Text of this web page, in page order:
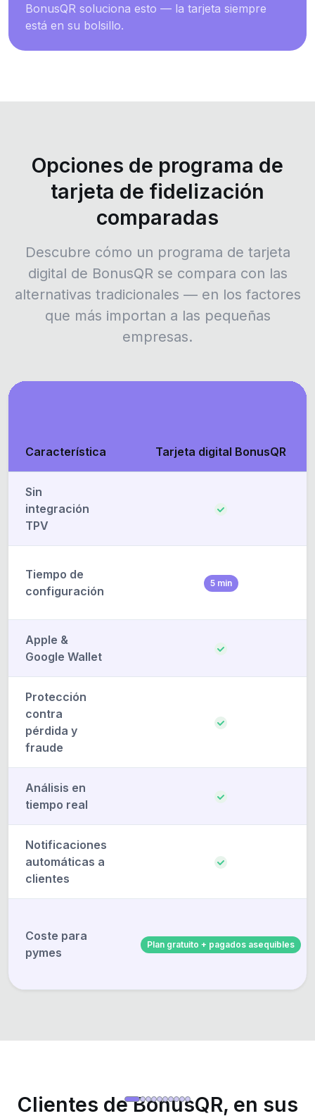
BonusQR soluciona esto — la tarjeta siempre
está en su bolsillo.
Opciones de programa de
tarjeta de fidelización
comparadas
Descubre cómo un programa de tarjeta
digital de BonusQR se compara con las
alternativas tradicionales — en los factores
que más importan a las pequeñas
empresas.
Característica Tarjeta digital BonusQR
Sin
integración
TPV
Tiempo de
configuración
5 min
Apple &
Google Wallet
Protección
contra
pérdida y
fraude
Análisis en
tiempo real
Notificaciones
automáticas a
clientes
Coste para
pymes
Plan gratuito + pagados asequibles
Clientes de BonusQR, en sus